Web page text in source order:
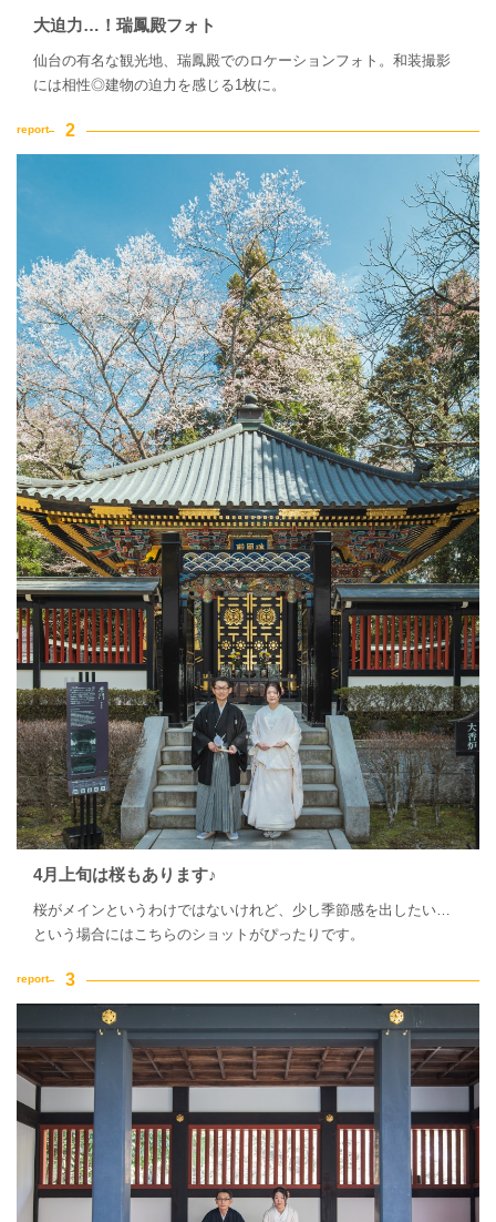
大迫力…！瑞鳳殿フォト
仙台の有名な観光地、瑞鳳殿でのロケーションフォト。和装撮影
には相性◎建物の迫力を感じる1枚に。
4月上旬は桜もあります♪
桜がメインというわけではないけれど、少し季節感を出したい…
という場合にはこちらのショットがぴったりです。